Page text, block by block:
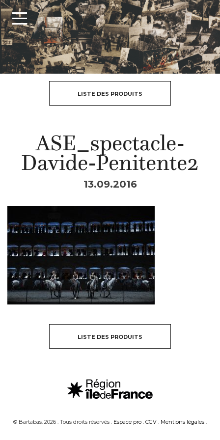
LISTE DES PRODUITS
ASE_spectacle-
Davide-Penitente2
13.09.2016
LISTE DES PRODUITS
© Bartabas. 2026 . Tous droits réservés . Espace pro . CGV . Mentions légales .